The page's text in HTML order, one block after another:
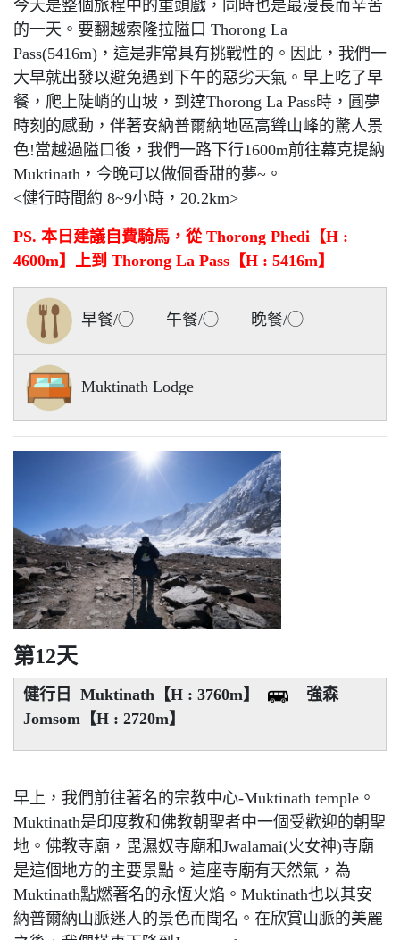
今天是整個旅程中的重頭戲，同時也是最漫長而辛苦
的一天。要翻越索隆拉隘口 Thorong La
Pass(5416m)，這是非常具有挑戰性的。因此，我們一
大早就出發以避免遇到下午的惡劣天氣。早上吃了早
餐，爬上陡峭的山坡，到達Thorong La Pass時，圓夢
時刻的感動，伴著安納普爾納地區高聳山峰的驚人景
色!當越過隘口後，我們一路下行1600m前往幕克提納
Muktinath，今晚可以做個香甜的夢~。
<健行時間約 8~9小時，20.2km>
PS. 本日建議自費騎馬，從 Thorong Phedi【H :
4600m】上到 Thorong La Pass【H : 5416m】
早餐/◯ 午餐/◯ 晚餐/◯
Muktinath Lodge
第12天
健行日 Muktinath【H : 3760m】
強森
Jomsom【H : 2720m】
早上，我們前往著名的宗教中心-Muktinath temple。
Muktinath是印度教和佛教朝聖者中一個受歡迎的朝聖
地。佛教寺廟，毘濕奴寺廟和Jwalamai(火女神)寺廟
是這個地方的主要景點。這座寺廟有天然氣，為
Muktinath點燃著名的永恆火焰。Muktinath也以其安
納普爾納山脈迷人的景色而聞名。在欣賞山脈的美麗